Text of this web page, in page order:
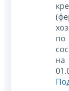
по
на